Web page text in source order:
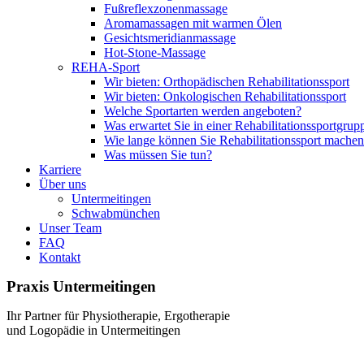
Fuß­re­flex­zo­nen­mas­sa­ge
Arom­amas­sa­gen mit war­men Ölen
Ge­sichts­me­ri­dian­mas­sa­ge
Hot-Stone-Mas­sa­ge
REHA-Sport
Wir bie­ten: Or­tho­pä­di­schen Re­ha­bi­li­ta­ti­ons­sport
Wir bie­ten: On­ko­lo­gi­schen Re­ha­bi­li­ta­ti­ons­sport
Wel­che Sport­ar­ten wer­den an­ge­bo­ten?
Was er­war­tet Sie in ei­ner
Wie lan­ge kön­nen Sie Re­ha­bi­li­ta­ti­ons­sport
Was müs­sen Sie tun?
Kar­rie­re
Über uns
Un­ter­meit­in­gen
Schwab­mün­chen
Un­ser Team
FAQ
Kon­takt
Pra­xis Un­ter­meit­in­gen
Ihr Part­ner für Phy­sio­the­ra­pie, Er­go­the­ra­pie
und Lo­go­pä­die in Un­ter­meit­in­gen